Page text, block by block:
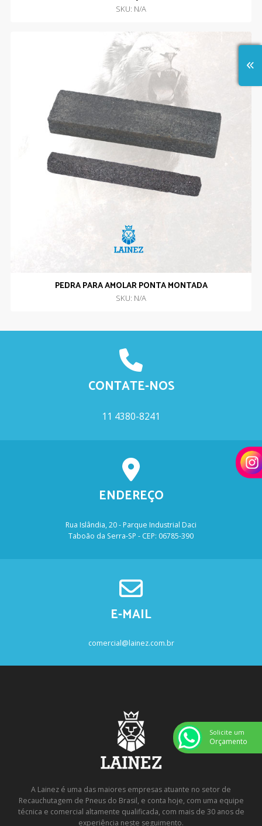
SKU: N/A
PEDRA PARA AMOLAR PONTA MONTADA
SKU: N/A
CONTATE-NOS
11 4380-8241
ENDEREÇO
Rua Islândia, 20 - Parque Industrial Daci
Taboão da Serra-SP - CEP: 06785-390
E-MAIL
comercial@lainez.com.br
A Lainez é uma das maiores empresas atuante no setor de
Recauchutagem de Pneus do Brasil, e conta hoje, com uma equipe
técnica e comercial altamente qualificada, com mais de 30 anos de
experiência neste seguimento.
Solicite um
Orçamento